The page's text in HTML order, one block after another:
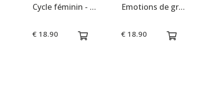
Cycle féminin - Composé floral N°17 - Deva
€ 18.90
Emotions de grossesse - Composé floral N°10 - Deva
€ 18.90